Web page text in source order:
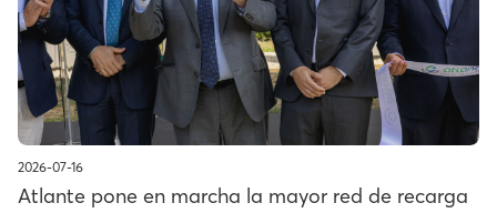
2026-07-16
Atlante pone en marcha la mayor red de recarga